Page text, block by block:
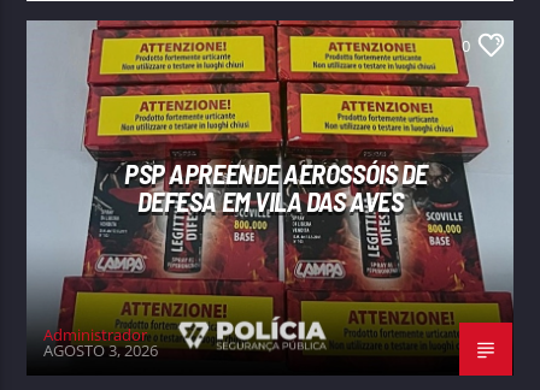
0
PSP APREENDE AEROSSÓIS DE
DEFESA EM VILA DAS AVES
Administrador
AGOSTO 3, 2026